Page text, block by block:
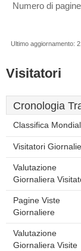
Numero di pagine
Ultimo aggiornamento:
Visitatori
Cronologia
Classifica
Visitatori
Valutazione
Giornaliera
Pagine Viste
Giornaliere
Valutazione
Giornaliera Visite